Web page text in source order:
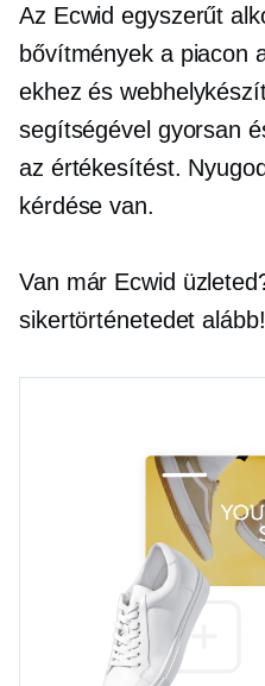
Az Ecwid egyszerűt
bővítmények a piacon
ekhez és
segítségével gyorsan
az értékesítést.
kérdése van.
Van már Ecwid
sikertörténetedet alább!